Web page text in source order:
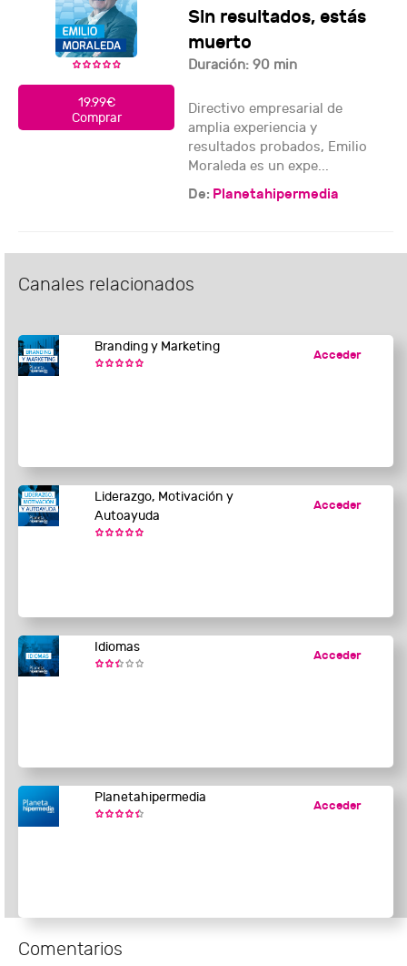
19.99€
Comprar
Sin resultados, estás
muerto
Duración: 90 min
Directivo empresarial de
amplia experiencia y
resultados probados, Emilio
Moraleda es un expe...
De: Planetahipermedia
Canales relacionados
Branding y Marketing
Acceder
Liderazgo, Motivación y
Autoayuda
Acceder
Idiomas
Acceder
Planetahipermedia
Acceder
Comentarios